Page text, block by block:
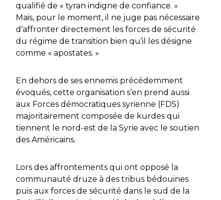
qualifié de « tyran indigne de confiance. »
Mais, pour le moment, il ne juge pas nécessaire
d’affronter directement les forces de sécurité
du régime de transition bien qu’il les désigne
comme « apostates. »
En dehors de ses ennemis précédemment
évoqués, cette organisation s’en prend aussi
aux Forces démocratiques syrienne (FDS)
majoritairement composée de kurdes qui
tiennent le nord-est de la Syrie avec le soutien
des Américains.
Lors des affrontements qui ont opposé la
communauté druze à des tribus bédouines
puis aux forces de sécurité dans le sud de la